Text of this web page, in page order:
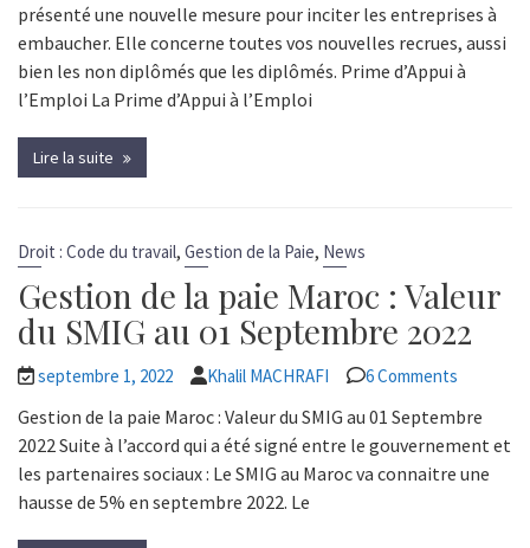
présenté une nouvelle mesure pour inciter les entreprises à
embaucher. Elle concerne toutes vos nouvelles recrues, aussi
bien les non diplômés que les diplômés. Prime d’Appui à
l’Emploi La Prime d’Appui à l’Emploi
Lire la suite
Droit : Code du travail,Gestion de la Paie, News
Gestion de la paie Maroc : Valeur
du SMIG au 01 Septembre 2022
septembre 1, 2022 Khalil MACHRAFI 6 Comments
Gestion de la paie Maroc : Valeur du SMIG au 01 Septembre
2022 Suite à l’accord qui a été signé entre le gouvernement et
les partenaires sociaux : Le SMIG au Maroc va connaitre une
hausse de 5% en septembre 2022. Le